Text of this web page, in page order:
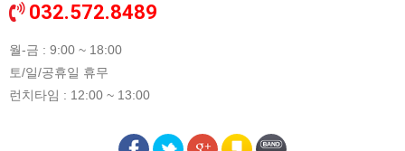
032.572.8489
월-금 : 9:00 ~ 18:00
토/일/공휴일 휴무
런치타임 : 12:00 ~ 13:00